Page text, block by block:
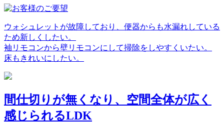
ウォシュレットが故障しており、便器からも水漏れしている
ため新しくしたい。
袖リモコンから壁リモコンにして掃除をしやすくいたい。
床もきれいにしたい。
間仕切りが無くなり、空間全体が広く
感じられるLDK